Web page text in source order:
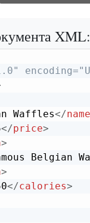
XML:
Waffles</name
</price>
>
Belgian
>
</calories>